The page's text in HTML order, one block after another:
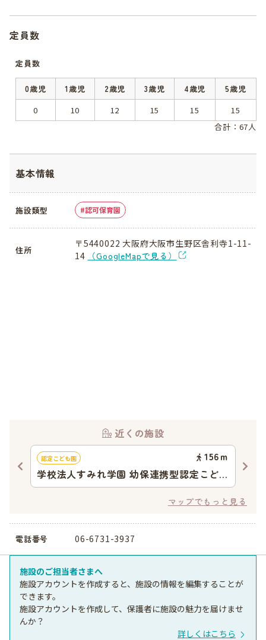
定員数
定員数
0歳児 1歳児 2歳児 3歳児 4歳児
5歳児
0
10 12 15 15
15
合計：67人
基本情報
施設類型 認可保育園
住所
〒5440022 大阪府大阪市生野区舎利寺1-11-
14
（GoogleMapで見る）
近くの施設
認定こども園 156ｍ
学校法人すみれ学園 幼保連携型認定こども
園 すみれ幼稚園
マップでもっと見る
電話番号 06-6731-3937
施設のご担当者さまへ
施設アカウントを作成すると、施設の情報を編集することが
できます。
施設アカウントを作成して、保護者に施設の魅力を届けませ
んか？
詳しくはこちら